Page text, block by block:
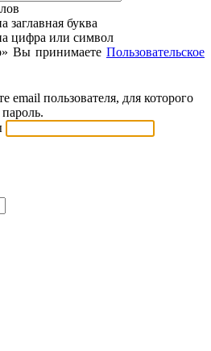
буква
цифра или символ
Вы принимаете Пользовательское
email пользователя, для которого